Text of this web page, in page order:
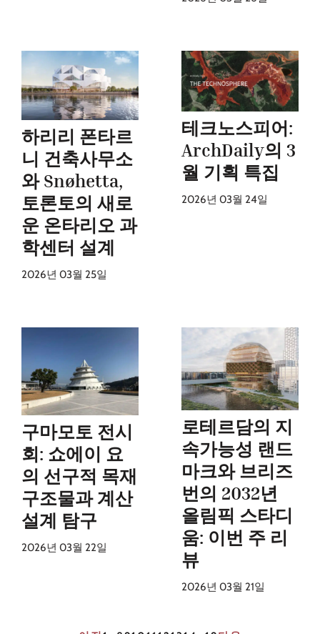
하리리 폰타르
니 건축사무소
와 Snøhetta,
토론토의 새로
운 온타리오 과
학센터 설계
2026년 03월 25일
테크노스피어:
ArchDaily의 3
월 기획 특집
2026년 03월 24일
구마모토 전시
회: 쇼에이 요
의 선구적 목재
구조물과 계산
설계 탐구
2026년 03월 22일
로테르담의 지
속가능성 랜드
마크와 브리즈
번의 2032년
올림픽 스타디
움: 이번 주 리
뷰
2026년 03월 21일